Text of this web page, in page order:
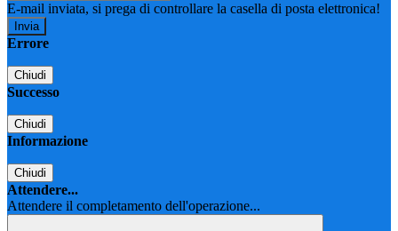
E-mail inviata, si prega di controllare la casella di posta elettronica!
Errore
Chiudi
Successo
Chiudi
Informazione
Chiudi
Attendere...
Attendere il completamento dell'operazione...